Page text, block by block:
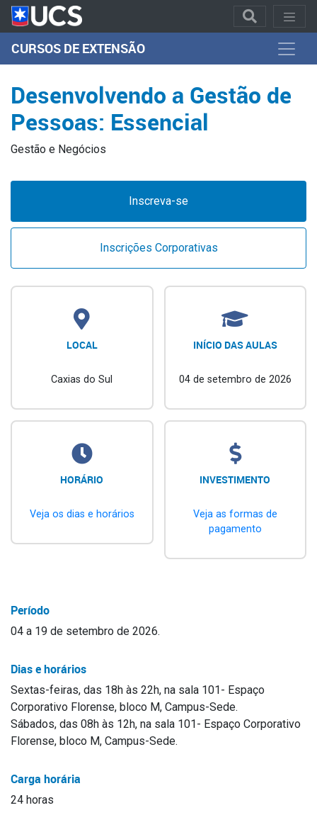
CURSOS DE EXTENSÃO
Desenvolvendo a Gestão de
Pessoas: Essencial
Gestão e Negócios
Inscreva-se
Inscrições Corporativas
LOCAL
Caxias do Sul
INÍCIO DAS AULAS
04 de setembro de 2026
HORÁRIO
Veja os dias e horários
INVESTIMENTO
Veja as formas de
pagamento
Período
04 a 19 de setembro de 2026.
Dias e horários
Sextas-feiras, das 18h às 22h, na sala 101- Espaço
Corporativo Florense, bloco M, Campus-Sede.
Sábados, das 08h às 12h, na sala 101- Espaço Corporativo
Florense, bloco M, Campus-Sede.
Carga horária
24 horas